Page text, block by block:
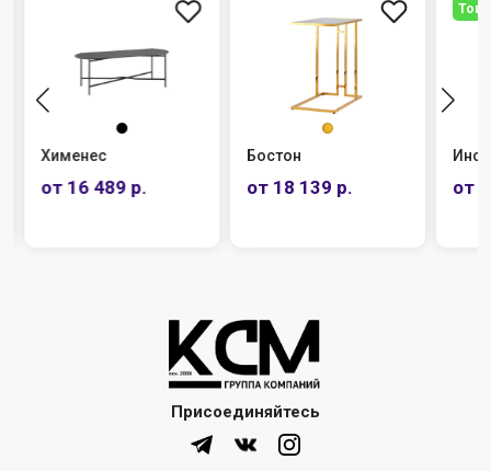
Хименес
от 16 489 р.
Бостон
от 18 139 р. от
Присоединяйтесь